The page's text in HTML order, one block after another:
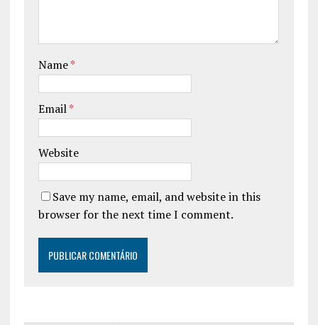
Name*
Email*
Website
Save my name, email, and website in this
browser for the next time I comment.